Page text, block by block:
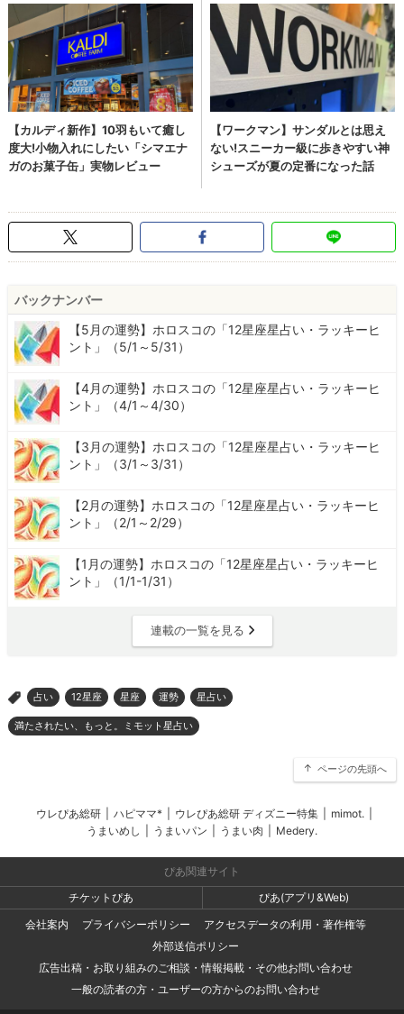
バックナンバー
【5月の運勢】ホロスコの「12星座星占い・ラッキーヒ
ント」（5/1～5/31）
【4月の運勢】ホロスコの「12星座星占い・ラッキーヒ
ント」（4/1～4/30）
【3月の運勢】ホロスコの「12星座星占い・ラッキーヒ
ント」（3/1～3/31）
【2月の運勢】ホロスコの「12星座星占い・ラッキーヒ
ント」（2/1～2/29）
【1月の運勢】ホロスコの「12星座星占い・ラッキーヒ
ント」（1/1-1/31）
連載の一覧を見る
> 占い 12星座 星座 運勢 星占い
満たされたい、もっと。ミモット星占い
ページの先頭へ
ウレぴあ総研 ハピママ* ウレぴあ総研 ディズニー特集 mimot.
うまいめし
うまいパン うまい肉 Medery.
ぴあ関連サイト
チケットぴあ
ぴあ(アプリ&Web)
会社案内
プライバシーポリシー
アクセスデータの利用・著作権等
外部送信ポリシー
広告出稿・お取り組みのご相談・情報掲載・その他お問い合わせ
一般の読者の方・ユーザーの方からのお問い合わせ